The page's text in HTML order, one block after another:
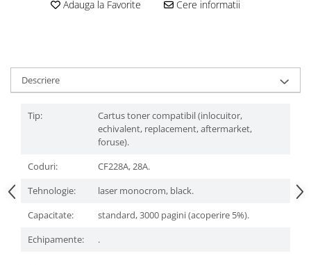
Adauga la Favorite Cere informatii
Descriere
Tip:
Cartus toner compatibil (inlocuitor,
echivalent, replacement, aftermarket,
foruse).
Coduri:
CF228A, 28A.
Tehnologie:
laser monocrom, black.
Capacitate:
standard, 3000 pagini (acoperire 5%).
Echipamente:
.